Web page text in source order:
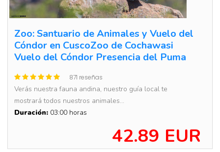
Zoo: Santuario de Animales y Vuelo del
Cóndor en CuscoZoo de Cochawasi
Vuelo del Cóndor Presencia del Puma
871 reseñas
Verás nuestra fauna andina, nuestro guía local te
mostrará todos nuestros animales...
Duración: 03:00 horas
42.89 EUR